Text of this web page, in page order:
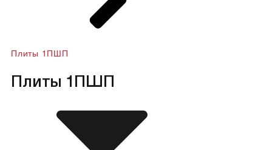
Плиты 1ПШП
Плиты 1ПШП